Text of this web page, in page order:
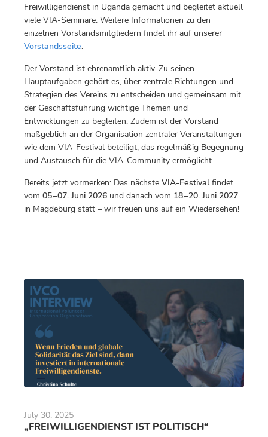
Freiwilligendienst in Uganda gemacht und begleitet aktuell
viele VIA-Seminare. Weitere Informationen zu den
einzelnen Vorstandsmitgliedern findet ihr auf unserer
Vorstandsseite.
Der Vorstand ist ehrenamtlich aktiv. Zu seinen
Hauptaufgaben gehört es, über zentrale Richtungen und
Strategien des Vereins zu entscheiden und gemeinsam mit
der Geschäftsführung wichtige Themen und
Entwicklungen zu begleiten. Zudem ist der Vorstand
maßgeblich an der Organisation zentraler Veranstaltungen
wie dem VIA-Festival beteiligt, das regelmäßig Begegnung
und Austausch für die VIA-Community ermöglicht.
Bereits jetzt vormerken: Das nächste VIA-Festivalfindet
vom 05.–07. Juni 2026 und danach vom 18.–20. Juni 2027
in Magdeburg statt – wir freuen uns auf ein Wiedersehen!
July 30, 2025
„FREIWILLIGENDIENST IST POLITISCH“